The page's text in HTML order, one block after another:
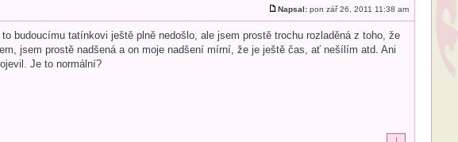
Napsal:pon zář 26, 2011 11:38 am
budoucímu tatínkovi ještě plně nedošlo, ale jsem prostě trochu rozladěná z toho, že
jsem prostě nadšená a on moje nadšení mírní, že je ještě čas, ať nešílím atd. Ani
Je to normální?